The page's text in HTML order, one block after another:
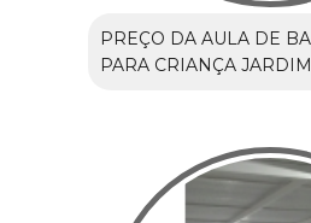
PREÇO DA AULA DE
PARA CRIANÇA